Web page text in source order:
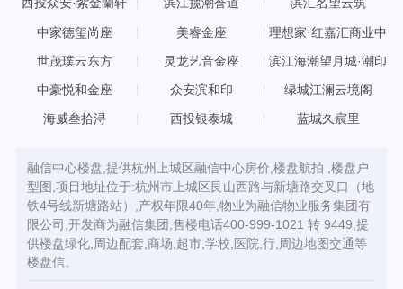
西投众安·紫金蘭轩 滨江揽潮誉道 滨汇名望云筑
中家德玺尚座 美睿金座
理想家·红嘉汇商业中
世茂璞云东方 灵龙艺音金座 滨江海潮望月城·潮印
中豪悦和金座 众安滨和印 绿城江澜云境阁
海威叁拾浔 西投银泰城 蓝城久宸里
融信中心楼盘,提供杭州上城区融信中心房价,楼盘航拍 ,楼盘户
型图,项目地址位于:杭州市上城区艮山西路与新塘路交叉口（地
铁4号线新塘路站）,产权年限40年,物业为融信物业服务集团有
限公司,开发商为融信集团,售楼电话400-999-1021 转 9449,提
供楼盘绿化,周边配套,商场,超市,学校,医院,行,周边地图交通等
楼盘信。